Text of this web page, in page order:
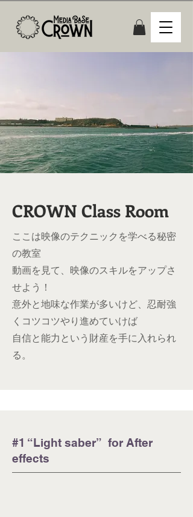
​CROWN Class Room
ここは映像のテクニックを学べる秘密
の教室
動画を見て、映像のスキルをアップさ
せよう！
意外と地味な作業が多いけど、忍耐強
くコツコツやり進めていけば
​自信と能力という財産を手に入れられ
る。
​#1 “Light saber” for After
effects